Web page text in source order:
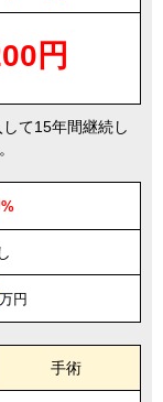
円
て15年間継続し
%
万円
手術